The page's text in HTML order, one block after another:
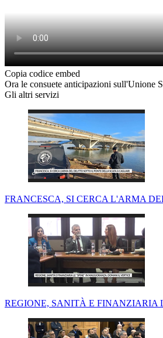
Copia codice embed
Ora le consuete anticipazioni sull'Unione
Gli altri servizi
FRANCESCA, SI CERCA L'ARMA
REGIONE, SANITÀ E FINANZIARIA